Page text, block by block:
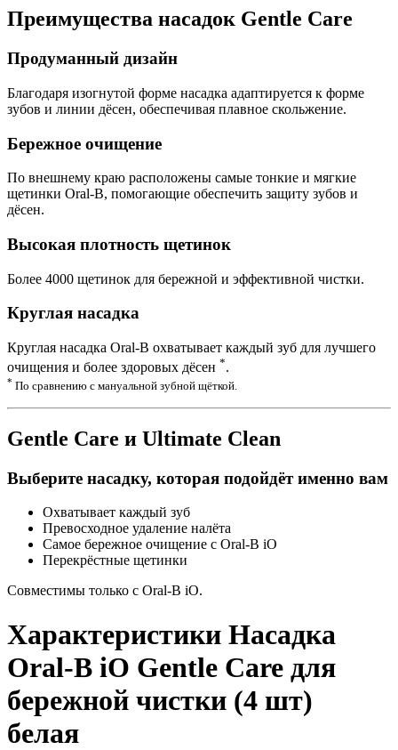
Преимущества насадок Gentle Care
Продуманный дизайн
Благодаря изогнутой форме насадка адаптируется к форме
зубов и линии дёсен, обеспечивая плавное скольжение.
Бережное очищение
По внешнему краю расположены самые тонкие и мягкие
щетинки Oral-B, помогающие обеспечить защиту зубов и
дёсен.
Высокая плотность щетинок
Более 4000 щетинок для бережной и эффективной чистки.
Круглая насадка
Круглая насадка Oral-B охватывает каждый зуб для лучшего
очищения и более здоровых дёсен *.
* По сравнению с мануальной зубной щёткой.
Gentle Care и Ultimate Clean
Выберите насадку, которая подойдёт именно вам
Охватывает каждый зуб
Превосходное удаление налёта
Самое бережное очищение с Oral-B iO
Перекрёстные щетинки
Совместимы только с Oral-B iO.
Характеристики Насадка
Oral-B iO Gentle Care для
бережной чистки (4 шт)
белая